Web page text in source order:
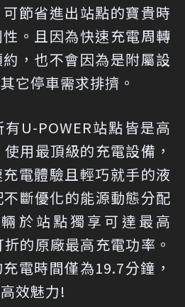
節省進出站點的寶貴時
。且因為快速充電周轉
，也不會因為是附屬設
它停車需求排擠。
U-POWER站點皆是高
用最頂級的充電設備，
電體驗且輕巧就手的液
斷優化的能源動態分配
於站點獨享可達最高
的原廠最高充電功率。
電時間僅為19.7分鐘，
效魅力!